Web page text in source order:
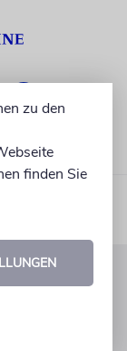
zu den
finden Sie